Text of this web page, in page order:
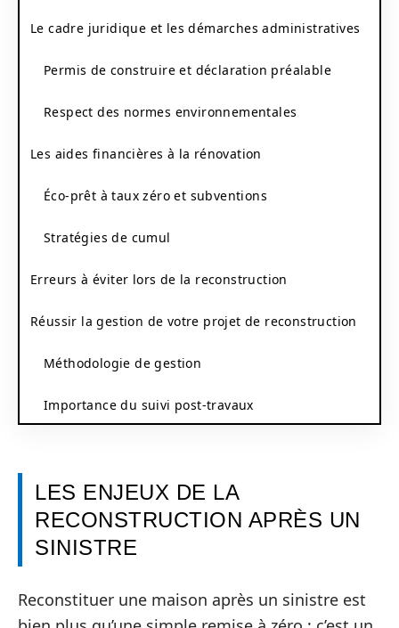
Le cadre juridique et les démarches administratives
Permis de construire et déclaration préalable
Respect des normes environnementales
Les aides financières à la rénovation
Éco-prêt à taux zéro et subventions
Stratégies de cumul
Erreurs à éviter lors de la reconstruction
Réussir la gestion de votre projet de reconstruction
Méthodologie de gestion
Importance du suivi post-travaux
LES ENJEUX DE LA
RECONSTRUCTION APRÈS UN
SINISTRE
Reconstituer une maison après un sinistre est